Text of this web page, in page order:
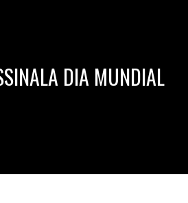
DIA MUNDIAL